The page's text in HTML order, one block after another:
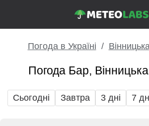
Погода в Україні
Погода Бар,
Сьогодні Завтра 3 дні 7